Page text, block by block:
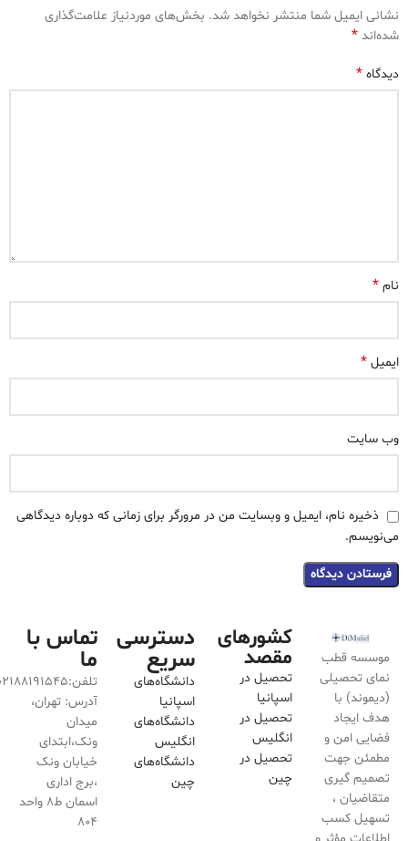
نشانی ایمیل شما منتشر نخواهد شد. بخش‌های موردنیاز علامت‌گذاری
شده‌اند *
دیدگاه *
نام *
ایمیل *
وب‌ سایت
ذخیره نام، ایمیل و وبسایت من در مرورگر برای زمانی که دوباره دیدگاهی
می‌نویسم.
موسسه قطب
نمای تحصیلی
(دیموند) با
هدف ایجاد
فضایی امن و
مطمئن جهت
تصمیم گیری
متقاضیان ،
تسهیل کسب
کشورهای
مقصد
تحصیل در
اسپانیا
تحصیل در
انگلیس
تحصیل در
چین
دسترسی
سریع
دانشگاه‌های
اسپانیا
دانشگاه‌های
انگلیس
دانشگاه‌های
چین
تماس با
ما
تلفن:02188191545
آدرس: تهران،
میدان
ونک،ابتدای
خیابان ونک
،برج اداری
اسمان ط۸ واحد
۸۰۴